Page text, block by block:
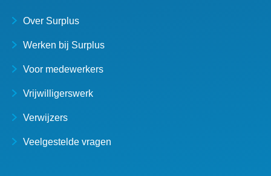
Over Surplus
Werken bij Surplus
Voor medewerkers
Vrijwilligerswerk
Verwijzers
Veelgestelde vragen